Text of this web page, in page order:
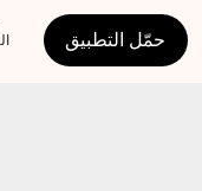
حمّل التطبيق